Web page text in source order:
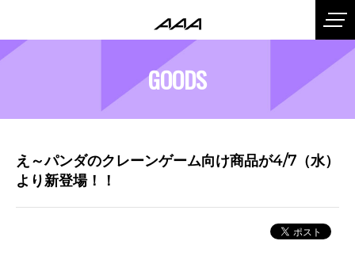
GOODS
え～パンダのクレーンゲーム向け商品が4/7（水）
より新登場！！